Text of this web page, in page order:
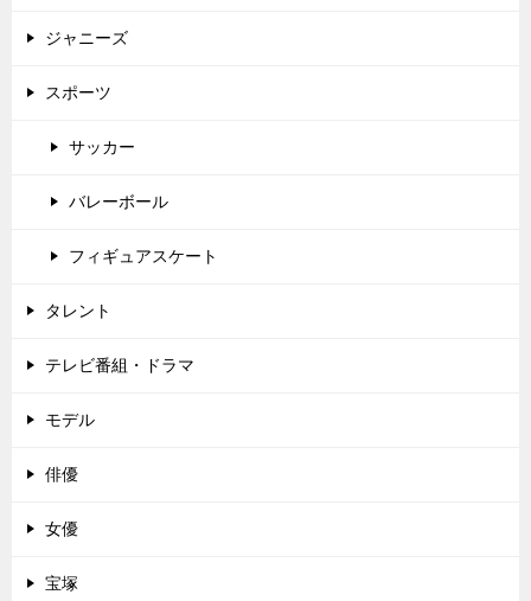
ジャニーズ
スポーツ
サッカー
バレーボール
フィギュアスケート
タレント
テレビ番組・ドラマ
モデル
俳優
女優
宝塚